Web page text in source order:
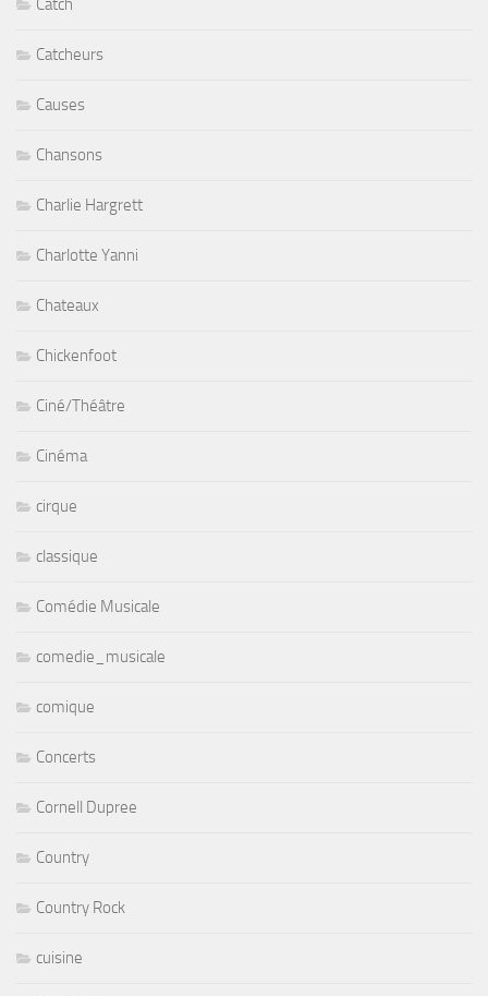
Catch
Catcheurs
Causes
Chansons
Charlie Hargrett
Charlotte Yanni
Chateaux
Chickenfoot
Ciné/Théâtre
Cinéma
cirque
classique
Comédie Musicale
comedie_musicale
comique
Concerts
Cornell Dupree
Country
Country Rock
cuisine